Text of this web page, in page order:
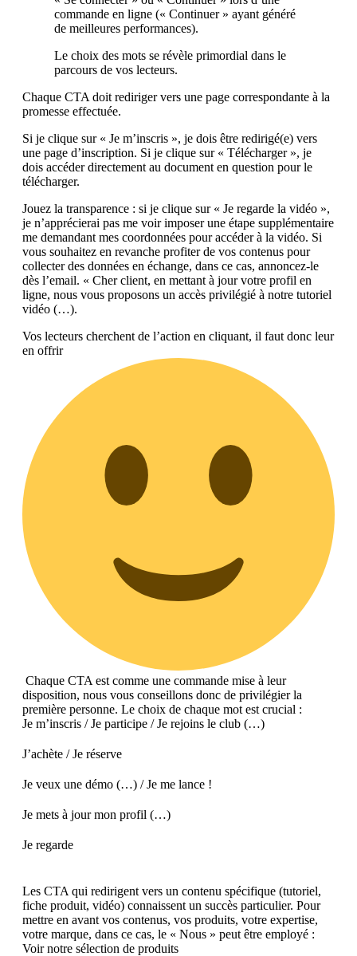
commande en ligne (« Continuer » ayant généré
de meilleures performances).
Le choix des mots se révèle primordial dans le
parcours de vos lecteurs.
Chaque CTA doit rediriger vers une page correspondante à la
promesse effectuée.
Si je clique sur « Je m’inscris », je dois être redirigé(e) vers
une page d’inscription. Si je clique sur « Télécharger », je
dois accéder directement au document en question pour le
télécharger.
Jouez la transparence : si je clique sur « Je regarde la vidéo »,
je n’apprécierai pas me voir imposer une étape supplémentaire
me demandant mes coordonnées pour accéder à la vidéo. Si
vous souhaitez en revanche profiter de vos contenus pour
collecter des données en échange, dans ce cas, annoncez-le
dès l’email. « Cher client, en mettant à jour votre profil en
ligne, nous vous proposons un accès privilégié à notre tutoriel
vidéo (…).
Vos lecteurs cherchent de l’action en cliquant, il faut donc leur
en offrir
Chaque CTA est comme une commande mise à leur
disposition, nous vous conseillons donc de privilégier la
première personne. Le choix de chaque mot est crucial :
Je m’inscris / Je participe / Je rejoins le club (…)
J’achète / Je réserve
Je veux une démo (…) / Je me lance !
Je mets à jour mon profil (…)
Je regarde
Les CTA qui redirigent vers un contenu spécifique (tutoriel,
fiche produit, vidéo) connaissent un succès particulier. Pour
mettre en avant vos contenus, vos produits, votre expertise,
votre marque, dans ce cas, le « Nous » peut être employé :
Voir notre sélection de produits